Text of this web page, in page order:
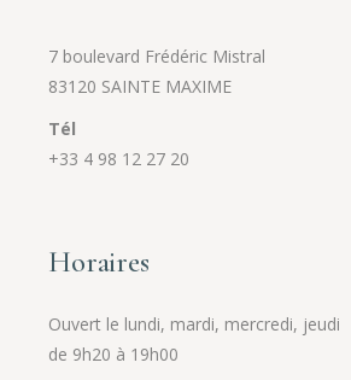
7 boulevard Frédéric Mistral
83120 SAINTE MAXIME
Tél
+33 4 98 12 27 20
Horaires
Ouvert le lundi, mardi, mercredi, jeudi
de 9h20 à 19h00